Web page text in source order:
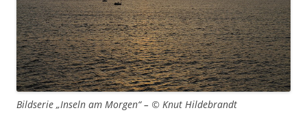
Bildserie „Inseln am Morgen“ – © Knut Hildebrandt